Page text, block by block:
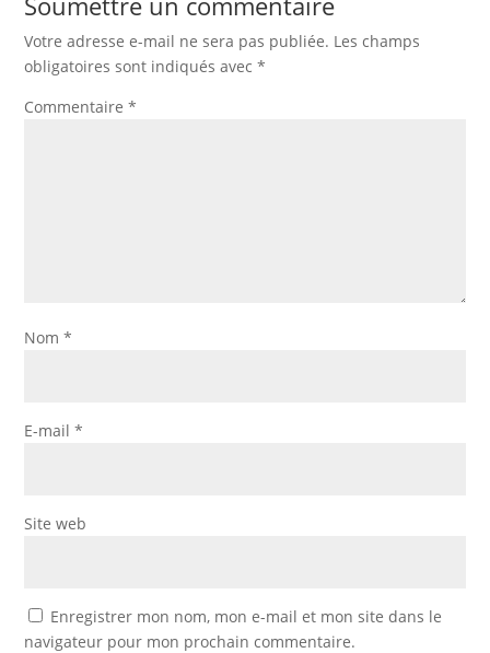
Votre adresse e-mail ne sera pas publiée. Les champs
obligatoires sont indiqués avec*
Commentaire*
Nom*
E-mail*
Site web
Enregistrer mon nom, mon e-mail et mon site dans le
navigateur pour mon prochain commentaire.